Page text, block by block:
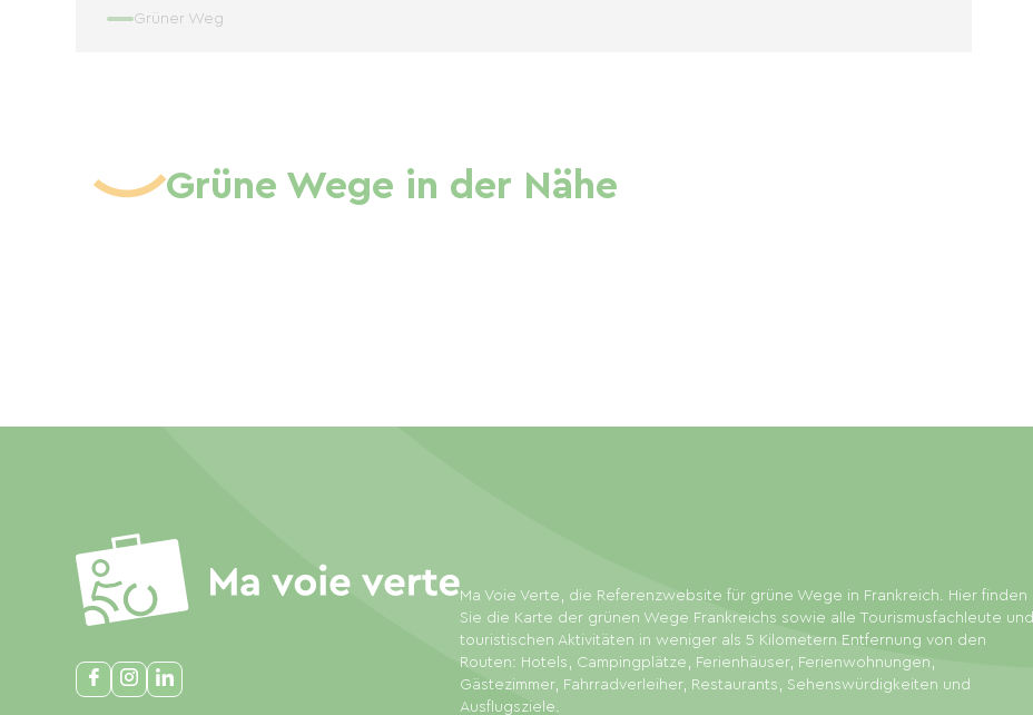
Grüner Weg
Grüne Wege in der Nähe
Ma Voie Verte, die Referenzwebsite für grüne Wege in Frankreich. Hier finden
Sie die Karte der grünen Wege Frankreichs sowie alle Tourismusfachleute und
touristischen Aktivitäten in weniger als 5 Kilometern Entfernung von den
Routen: Hotels, Campingplätze, Ferienhäuser, Ferienwohnungen,
Gästezimmer, Fahrradverleiher, Restaurants, Sehenswürdigkeiten und
Ausflugsziele.